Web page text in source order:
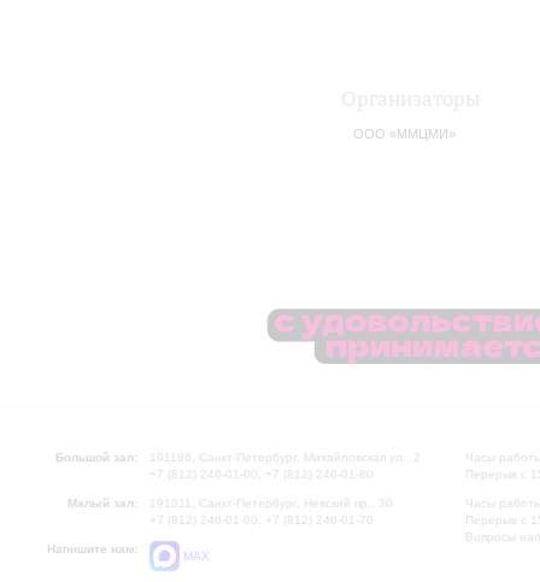
ООО «ММЦМИ»
Большой зал:
191186, Санкт-Петербург, Михайловская ул., 2
+7 (812) 240-01-00, +7 (812) 240-01-80
Малый зал:
191011, Санкт-Петербург, Невский пр., 30
+7 (812) 240-01-00, +7 (812) 240-01-70
Напишите нам:
MAX
Часы
Перерыв с
Часы
Перерыв с
Вопросы